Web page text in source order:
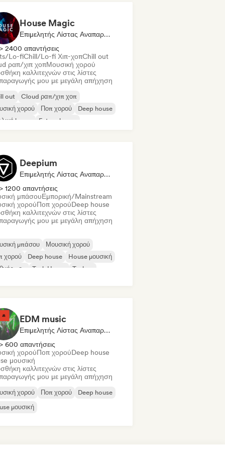
House Magic
Επιμελητής Λίστας Αναπαραγωγής
> 2400 απαντήσεις
Lo-fiChill/Lo-fi Χιπ-χοπChill out
ραπ/χιπ χοπΜουσική χορού
καλλιτεχνών στις λίστες
μου με μεγάλη απήχηση
out
Cloud ραπ/χιπ χοπ
χορού
Ποπ χορού
Deep house
house
Future house
Deepium
Επιμελητής Λίστας Αναπαραγωγής
> 1200 απαντήσεις
μπάσουΕμπορική/Mainstream
χορούΠοπ χορούDeep house
καλλιτεχνών στις λίστες
μου με μεγάλη απήχηση
μπάσου
Μουσική χορού
χορού
Deep house
House μουσική
ποπ
Tech House Techno
EDM music
Επιμελητής Λίστας Αναπαραγωγής
> 600 απαντήσεις
χορούΠοπ χορούDeep house
μουσική
καλλιτεχνών στις λίστες
μου με μεγάλη απήχηση
χορού Ποπ χορού
Deep house
μουσική